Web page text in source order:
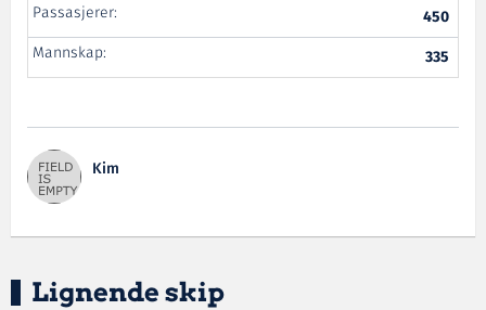
Passasjerer:
450
Mannskap:
335
Kim
Lignende skip